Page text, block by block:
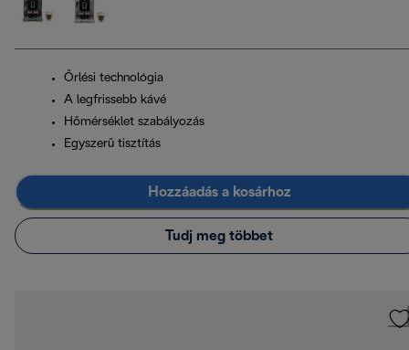
Őrlési technológia
A legfrissebb kávé
Hőmérséklet szabályozás
Egyszerű tisztítás
Hozzáadás a kosárhoz
Tudj meg többet